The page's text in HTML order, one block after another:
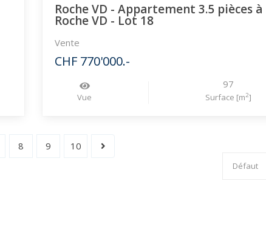
Roche VD - Appartement 3.5 pièces à
Roche VD - Lot 18
Vente
CHF 770'000.-
Vue
97
Surface [m2]
8 9 10